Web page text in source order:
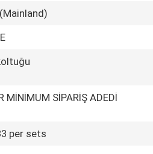
MİNİMUM SİPARİŞ ADEDİ
per sets